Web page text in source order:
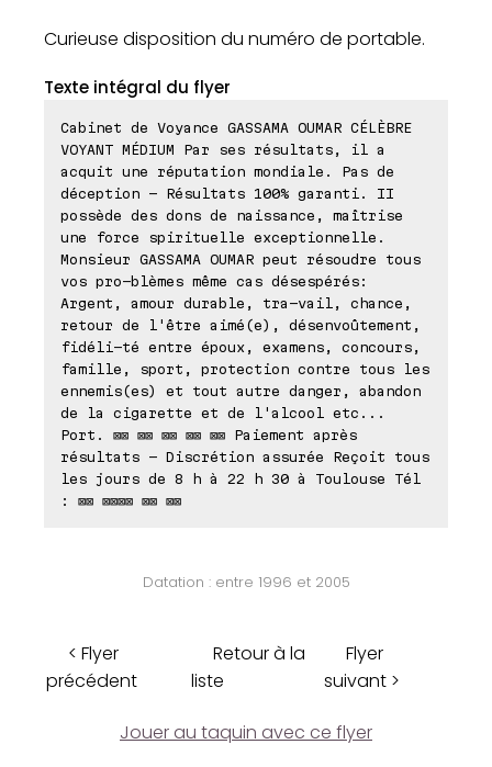
Curieuse disposition du numéro de portable.
Texte intégral du flyer
Cabinet de Voyance GASSAMA OUMAR CÉLÈBRE
VOYANT MÉDIUM Par ses résultats, il a
acquit une réputation mondiale. Pas de
déception - Résultats 100% garanti. II
possède des dons de naissance, maîtrise
une force spirituelle exceptionnelle.
Monsieur GASSAMA OUMAR peut résoudre tous
vos pro-blèmes même cas désespérés:
Argent, amour durable, tra-vail, chance,
retour de l'être aimé(e), désenvoûtement,
fidéli-té entre époux, examens, concours,
famille, sport, protection contre tous les
ennemis(es) et tout autre danger, abandon
de la cigarette et de l'alcool etc...
Port. ⊠⊠ ⊠⊠ ⊠⊠ ⊠⊠ ⊠⊠ Paiement après
résultats - Discrétion assurée Reçoit tous
les jours de 8 h à 22 h 30 à Toulouse Tél
: ⊠⊠ ⊠⊠⊠⊠ ⊠⊠ ⊠⊠
Datation : entre 1996 et 2005
< Flyer
précédent
Retour à la
liste
Flyer
suivant >
Jouer au taquin avec ce flyer